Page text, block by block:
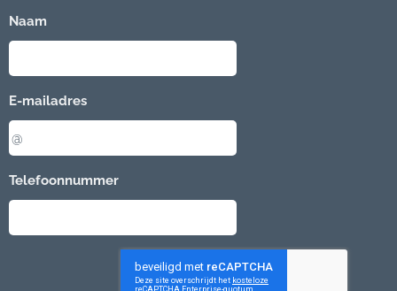
Naam
E-mailadres
Telefoonnummer